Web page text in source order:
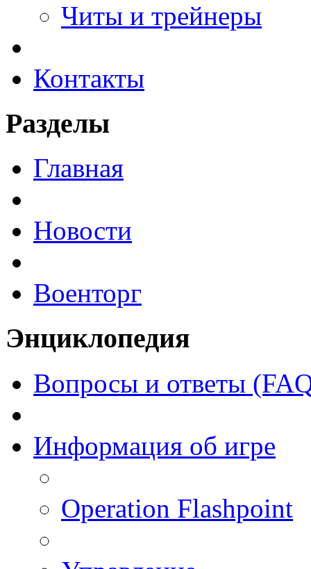
Читы и трейнеры
Контакты
Разделы
Главная
Новости
Военторг
Энциклопедия
Вопросы и ответы
Информация об игре
Operation Flashpoint